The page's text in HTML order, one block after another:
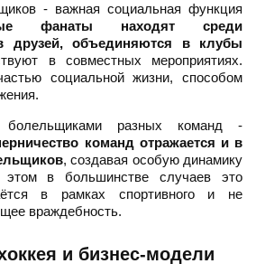
- важная социальная функция
фанаты находят среди
друзей, объединяются в клубы
в совместных мероприятиях.
социальной жизни, способом
разных команд -
команд отражается и в
, создавая особую динамику
в большинстве случаев это
в рамках спортивного и не
враждебность.
и бизнес-модели